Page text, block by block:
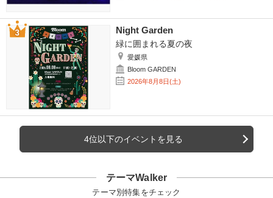
Night Garden
緑に囲まれる夏の夜
愛媛県
Bloom GARDEN
2026年8月8日(土)
4位以下のイベントを見る
テーマWalker
テーマ別特集をチェック